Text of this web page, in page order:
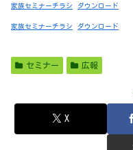
家族セミナーチラシ ダウンロード
家族セミナーチラシ ダウンロード
セミナー 広報
X